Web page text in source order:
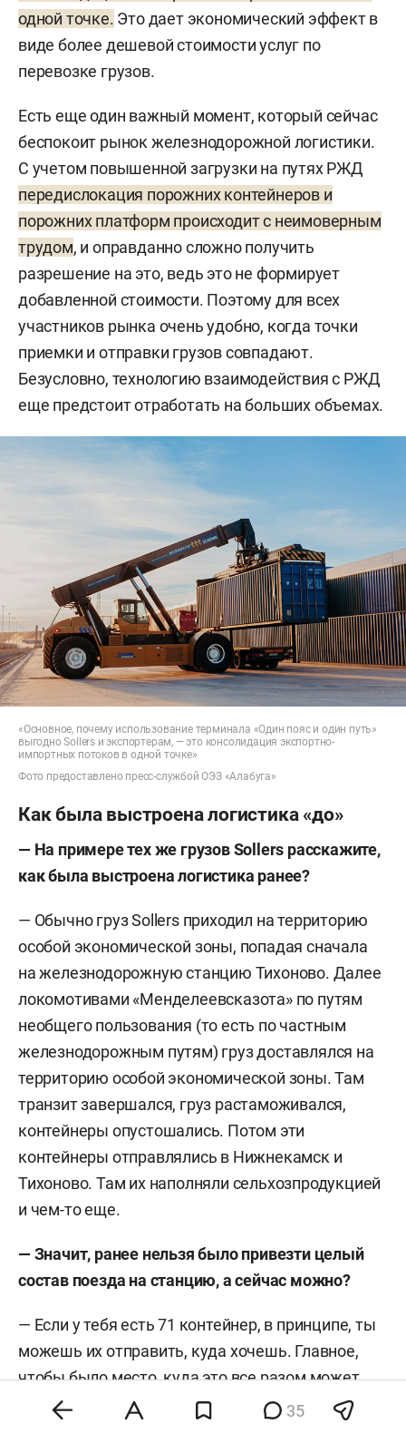
одной точке. Это дает экономический эффект в
виде более дешевой стоимости услуг по
перевозке грузов.
Есть еще один важный момент, который сейчас
беспокоит рынок железнодорожной логистики.
С учетом повышенной загрузки на путях РЖД
передислокация порожних контейнеров и
порожних платформ происходит с неимоверным
трудом, и оправданно сложно получить
разрешение на это, ведь это не формирует
добавленной стоимости. Поэтому для всех
участников рынка очень удобно, когда точки
приемки и отправки грузов совпадают.
Безусловно, технологию взаимодействия с РЖД
еще предстоит отработать на больших объемах.
«Основное, почему использование терминала «Один пояс и один путь»
выгодно Sollers и экспортерам, — это консолидация экспортно-
импортных потоков в одной точке»
Фото предоставлено пресс-службой ОЭЗ «Алабуга»
Как была выстроена логистика «до»
— На примере тех же грузов Sollers расскажите,
как была выстроена логистика ранее?
— Обычно груз Sollers приходил на территорию
особой экономической зоны, попадая сначала
на железнодорожную станцию Тихоново. Далее
локомотивами «Менделеевсказота» по путям
необщего пользования (то есть по частным
железнодорожным путям) груз доставлялся на
территорию особой экономической зоны. Там
транзит завершался, груз растаможивался,
контейнеры опустошались. Потом эти
контейнеры отправлялись в Нижнекамск и
Тихоново. Там их наполняли сельхозпродукцией
и чем-то еще.
— Значит, ранее нельзя было привезти целый
состав поезда на станцию, а сейчас можно?
— Если у тебя есть 71 контейнер, в принципе, ты
можешь их отправить, куда хочешь. Главное,
чтобы было место, куда это все разом может
прийти. Первая проблема: такого места, куда
35